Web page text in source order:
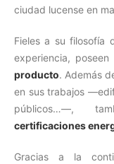
ciudad lucense en
Fieles a su filosofía
experiencia,
producto. Además
en sus trabajos
públicos…—,
certificaciones
Gracias a la